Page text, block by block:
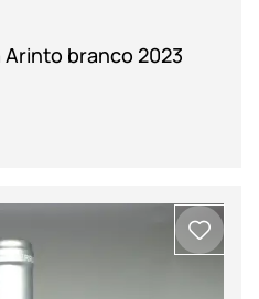
Arinto branco 2023